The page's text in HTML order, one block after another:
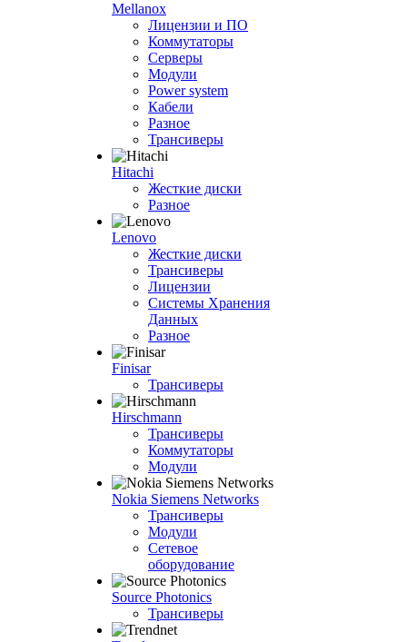
Mellanox
Лицензии и ПО
Коммутаторы
Серверы
Модули
Power system
Кабели
Разное
Трансиверы
Hitachi
Жесткие диски
Разное
Lenovo
Жесткие диски
Трансиверы
Лицензии
Системы Хранения
Данных
Разное
Finisar
Трансиверы
Hirschmann
Трансиверы
Коммутаторы
Модули
Nokia Siemens Networks
Трансиверы
Модули
Сетевое
оборудование
Source Photonics
Трансиверы